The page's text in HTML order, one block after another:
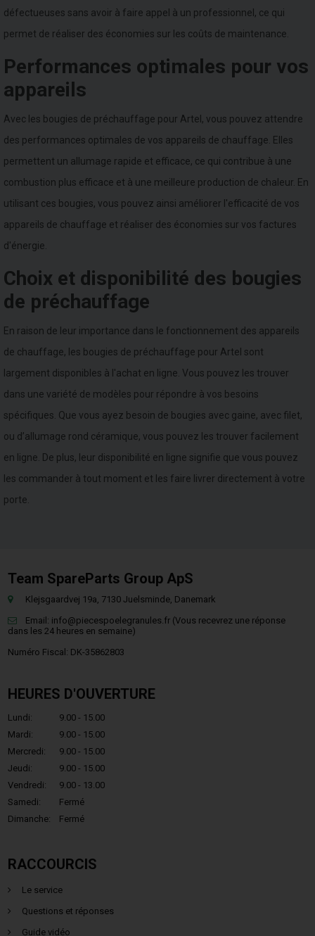
défectueuses sans avoir à faire appel à un professionnel, ce qui
permet de réaliser des économies sur les coûts de maintenance.
Performances optimales pour vos
appareils
Avec les bougies de préchauffage pour Artel, vous pouvez attendre
des performances optimales de vos appareils de chauffage. Elles
permettent un allumage rapide et efficace, ce qui contribue à une
combustion plus efficace et à une meilleure production de chaleur. En
utilisant ces bougies, vous pouvez ainsi améliorer l'efficacité de vos
appareils de chauffage et réaliser des économies sur vos factures
d'énergie.
Choix et disponibilité des bougies
de préchauffage
En raison de leur importance dans le fonctionnement des appareils
de chauffage, les bougies de préchauffage pour Artel sont
largement disponibles à l'achat en ligne. Vous pouvez les trouver
dans une variété de modèles pour répondre à vos besoins
spécifiques. Que vous ayez besoin de bougies avec gaine, avec filet,
ou d’allumage rond céramique, vous pouvez les trouver facilement
en ligne. De plus, leur disponibilité en ligne signifie que vous pouvez
les commander à tout moment et les faire livrer directement à votre
porte.
Team SpareParts Group ApS
Klejsgaardvej 19a, 7130 Juelsminde, Danemark
Email: info@piecespoelegranules.fr (Vous recevrez une réponse
dans les 24 heures en semaine)
Numéro Fiscal: DK-35862803
HEURES D'OUVERTURE
Lundi:
9.00 - 15.00
Mardi:
9.00 - 15.00
Mercredi:
9.00 - 15.00
Jeudi:
9.00 - 15.00
Vendredi:
9.00 - 13.00
Samedi:
Fermé
Dimanche:
Fermé
RACCOURCIS
Le service
Questions et réponses
Guide vidéo